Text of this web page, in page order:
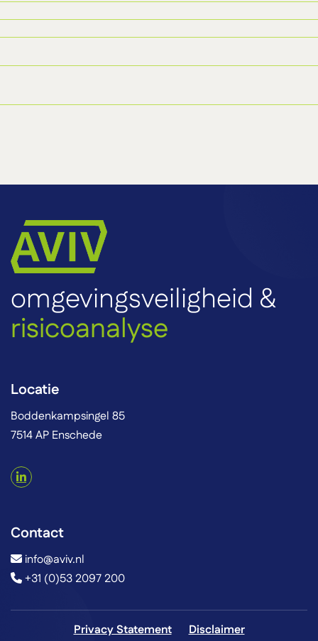
omgevingsveiligheid &
risicoanalyse
Locatie
Boddenkampsingel 85
7514 AP Enschede
Contact
info@aviv.nl
+31 (0)53 2097 200
Privacy Statement Disclaimer